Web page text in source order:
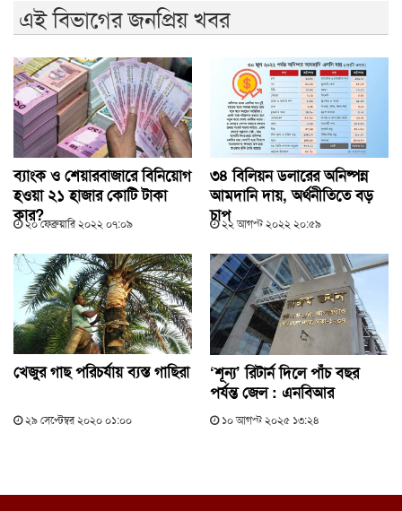
এই বিভাগের জনপ্রিয় খবর
ব্যাংক ও শেয়ারবাজারে বিনিয়োগ
হওয়া ২১ হাজার কোটি টাকা
কার?
২০ ফেব্রুয়ারি ২০২২ ০৭:০৯
৩৪ বিলিয়ন ডলারের অনিষ্পন্ন
আমদানি দায়, অর্থনীতিতে বড়
চাপ২২ আগস্ট ২০২২ ২০:৫৯
খেজুর গাছ পরিচর্যায় ব্যস্ত গাছিরা
২৯ সেপ্টেম্বর ২০২০ ০১:০০
‘শূন্য’ রিটার্ন দিলে পাঁচ বছর
পর্যন্ত জেল : এনবিআর
১০ আগস্ট ২০২৫ ১৩:২৪